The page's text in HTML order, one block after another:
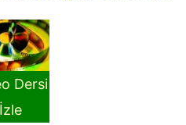
Dersi
İzle